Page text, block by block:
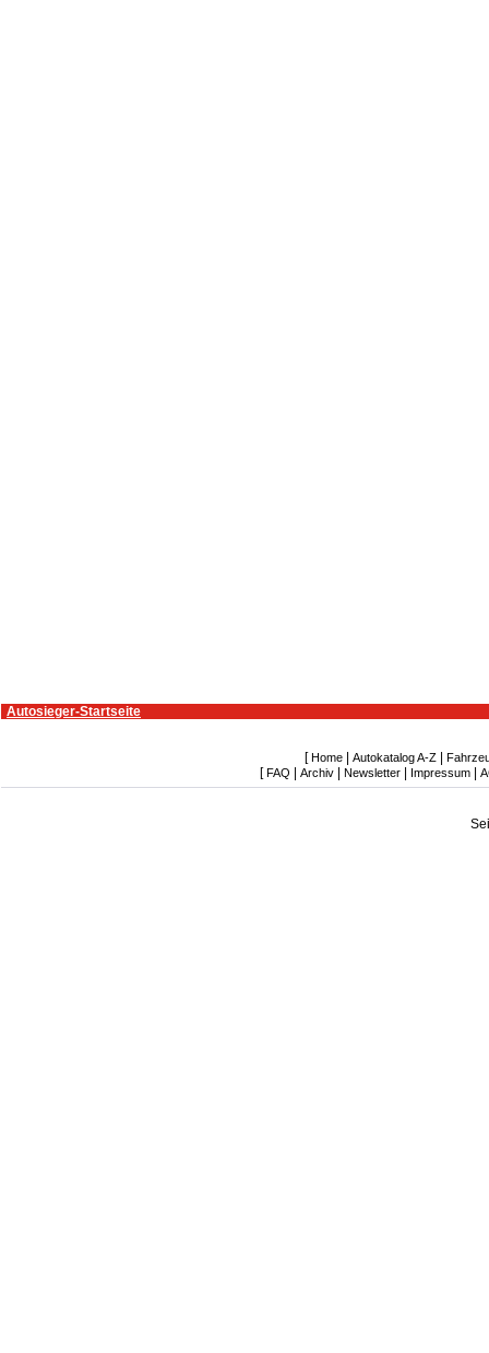
Autosieger-Startseite
[ Home| Autokatalog A-Z|
[ FAQ Archiv Newsletter Impressum